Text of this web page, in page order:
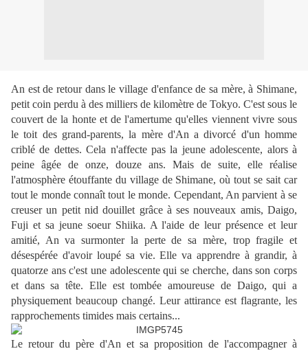
An est de retour dans le village d'enfance de sa mère, à Shimane,
petit coin perdu à des milliers de kilomètre de Tokyo. C'est sous le
couvert de la honte et de l'amertume qu'elles viennent vivre sous
le toit des grand-parents, la mère d'An a divorcé d'un homme
criblé de dettes. Cela n'affecte pas la jeune adolescente, alors à
peine âgée de onze, douze ans. Mais de suite, elle réalise
l'atmosphère étouffante du village de Shimane, où tout se sait car
tout le monde connaît tout le monde. Cependant, An parvient à se
creuser un petit nid douillet grâce à ses nouveaux amis, Daigo,
Fuji et sa jeune soeur Shiika. A l'aide de leur présence et leur
amitié, An va surmonter la perte de sa mère, trop fragile et
désespérée d'avoir loupé sa vie. Elle va apprendre à grandir, à
quatorze ans c'est une adolescente qui se cherche, dans son corps
et dans sa tête. Elle est tombée amoureuse de Daigo, qui a
physiquement beaucoup changé. Leur attirance est flagrante, les
rapprochements timides mais certains...
Le retour du père d'An et sa proposition de l'accompagner à